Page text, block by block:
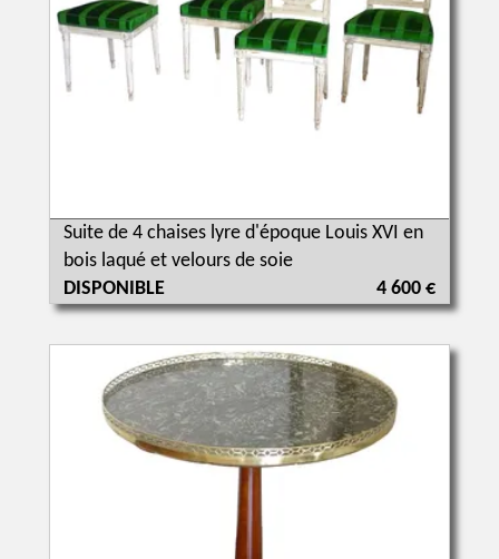
Suite de 4 chaises lyre d'époque Louis XVI en
bois laqué et velours de soie
DISPONIBLE
4 600 €